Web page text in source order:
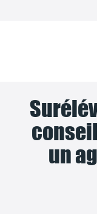
un